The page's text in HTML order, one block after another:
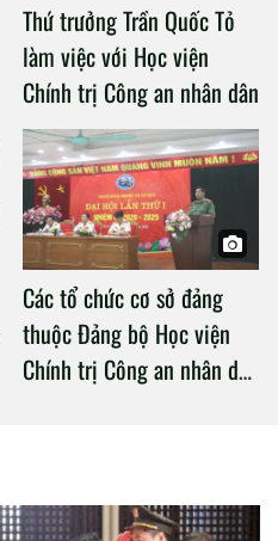
Thứ trưởng Trần Quốc Tỏ
làm việc với Học viện
Chính trị Công an nhân dân
Các tổ chức cơ sở đảng
thuộc Đảng bộ Học viện
Chính trị Công an nhân dân